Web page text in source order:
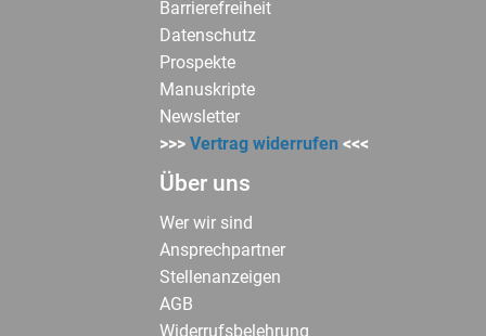
Barrierefreiheit
Datenschutz
Prospekte
Manuskripte
Newsletter
>>>Vertrag widerrufen <<<
Über uns
Wer wir sind
Ansprechpartner
Stellenanzeigen
AGB
Widerrufsbelehrung